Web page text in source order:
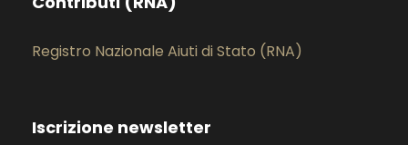
Registro Nazionale Aiuti di Stato (RNA)
Iscrizione newsletter